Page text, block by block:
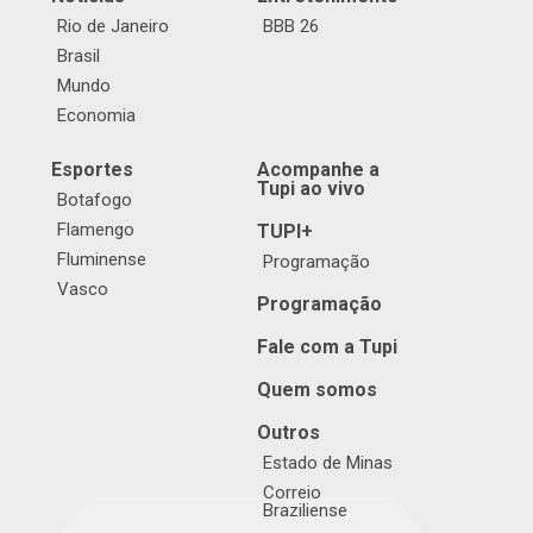
Rio de Janeiro
Brasil
Mundo
Economia
BBB 26
Esportes
Botafogo
Flamengo
Fluminense
Vasco
Acompanhe a
Tupi ao vivo
TUPI+
Programação
Programação
Fale com a Tupi
Quem somos
Outros
Estado de Minas
Correio
Braziliense